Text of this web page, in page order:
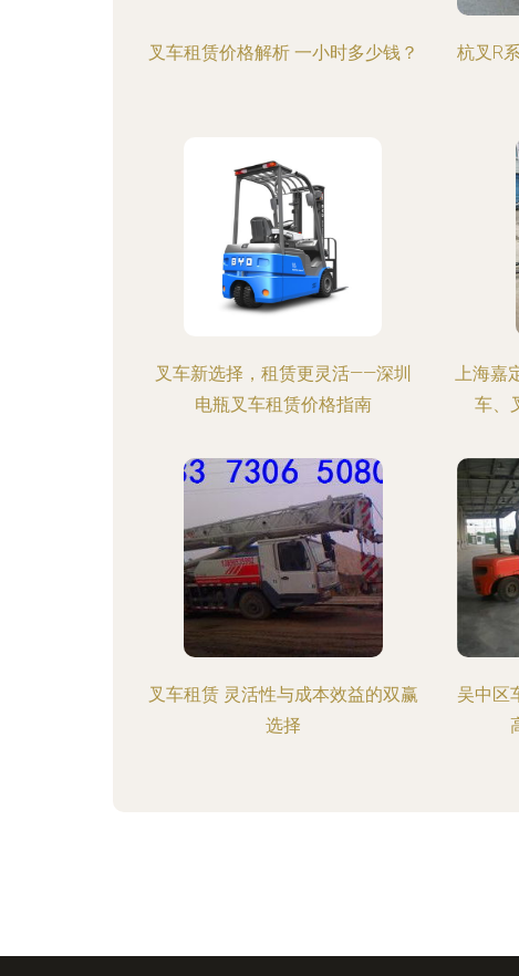
叉车租赁价格解析 一小时多少钱？
杭叉R
叉车新选择，租赁更灵活——深圳
电瓶叉车租赁价格指南
上海嘉
车、
叉车租赁 灵活性与成本效益的双赢
选择
吴中区